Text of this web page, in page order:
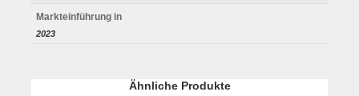
Markteinführung in
2023
Ähnliche Produkte